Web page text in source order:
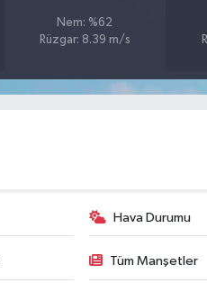
Nem: %62
Rüzgar: 8.39 m/s
Hava Durumu
Tüm Manşetler